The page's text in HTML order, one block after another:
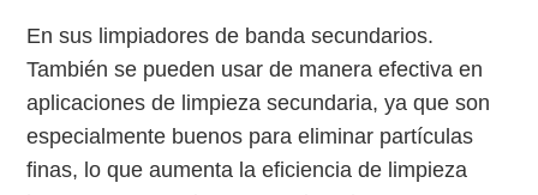
En sus limpiadores de banda secundarios.
También se pueden usar de manera efectiva en
aplicaciones de limpieza secundaria, ya que son
especialmente buenos para eliminar partículas
finas, lo que aumenta la eficiencia de limpieza